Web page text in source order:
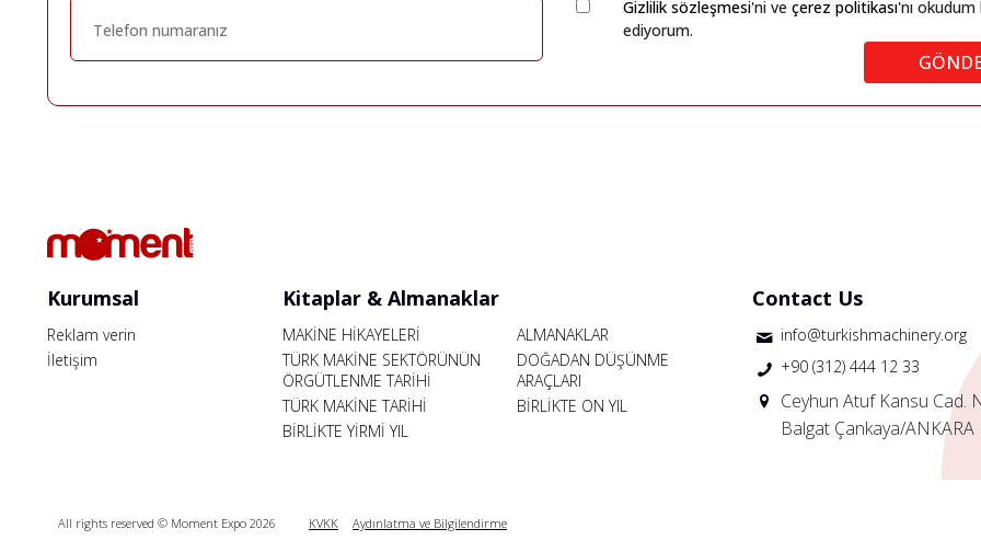
Gizlilik sözleşmesi'ni ve çerez politikası'nı okudum
ediyorum.
Kurumsal
Reklam verin
İletişim
Kitaplar & Almanaklar
MAKİNE HİKAYELERİ
ALMANAKLAR
TÜRK MAKİNE SEKTÖRÜNÜN
ÖRGÜTLENME TARİHİ
DOĞADAN DÜŞÜNME
ARAÇLARI
TÜRK MAKİNE TARİHİ
BİRLİKTE ON YIL
BİRLİKTE YİRMİ YIL
Contact Us
info@turkishmachinery.org
+90 (312) 444 12 33
Ceyhun Atuf Kansu Cad.
Balgat Çankaya/ANKARA
All rights reserved © Moment Expo 2026 KVKK Aydınlatma ve Bilgilendirme